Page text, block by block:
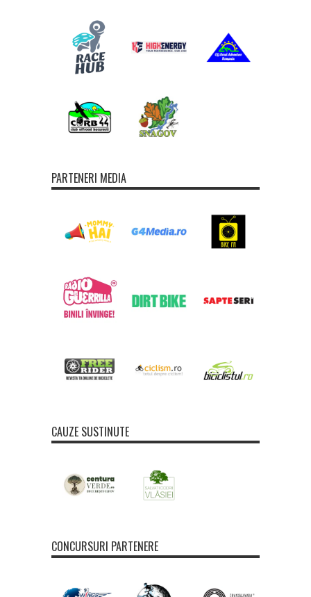
PARTENERI MEDIA
CAUZE SUSTINUTE
CONCURSURI PARTENERE